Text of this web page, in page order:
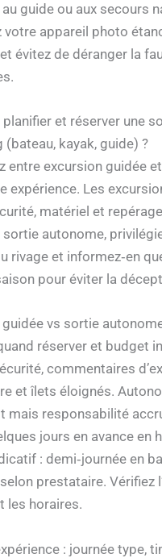
au guide ou aux secours
votre appareil photo
évitez de déranger la
et réserver une
(bateau, kayak, guide) ?
entre excursion guidée
expérience. Les
matériel et
sortie autonome,
rivage et informez‑en
pour éviter la
guidée vs sortie
réserver et budget
commentaires
et îlets éloignés.
mais responsabilité
jours en avance en
: demi‑journée en
prestataire. Vérifiez
les horaires.
: journée type,